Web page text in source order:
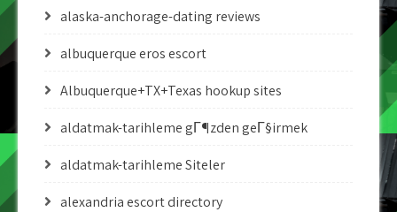
alaska-anchorage-dating reviews
albuquerque eros escort
Albuquerque+TX+Texas hookup sites
aldatmak-tarihleme gГ¶zden geГ§irmek
aldatmak-tarihleme Siteler
alexandria escort directory